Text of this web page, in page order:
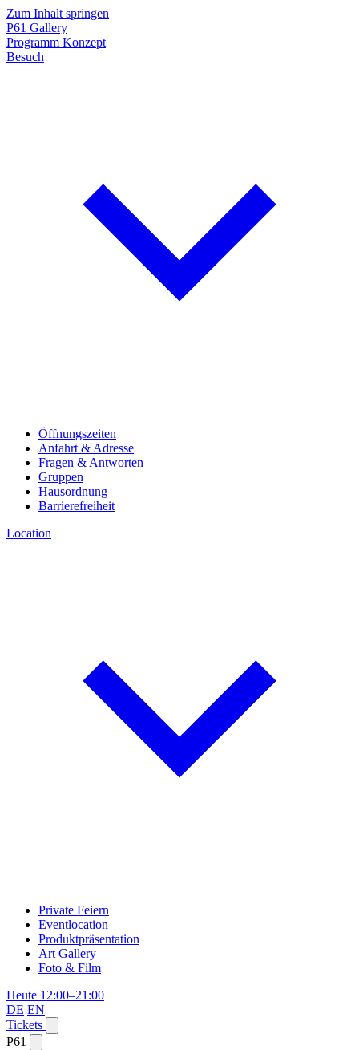
Zum Inhalt springen
P61 Gallery
Programm Konzept
Besuch
Öffnungszeiten
Anfahrt & Adresse
Fragen & Antworten
Gruppen
Hausordnung
Barrierefreiheit
Location
Private Feiern
Eventlocation
Produktpräsentation
Art Gallery
Foto & Film
Heute 12:00–21:00
DE EN
Tickets
P61